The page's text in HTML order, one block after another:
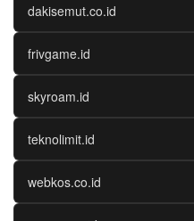
dakisemut.co.id
frivgame.id
skyroam.id
teknolimit.id
webkos.co.id